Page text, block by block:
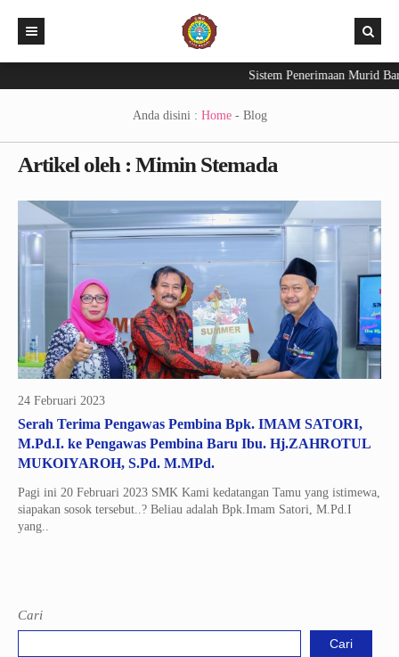
Aplikasi
E-Raport
INFO KELULUSAN 2026
Sistem Penerimaan Murid
Anda disini : Home- Blog
Artikel oleh : Mimin Stemada
24 Februari 2023
Serah Terima Pengawas Pembina Bpk. IMAM SATORI,
M.Pd.I. ke Pengawas Pembina Baru Ibu. Hj.ZAHROTUL
MUKOIYAROH, S.Pd. M.MPd.
Pagi ini 20 Februari 2023 SMK Kami kedatangan Tamu yang istimewa,
siapakan sosok tersebut..? Beliau adalah Bpk.Imam Satori, M.Pd.I
yang..
Cari
Cari